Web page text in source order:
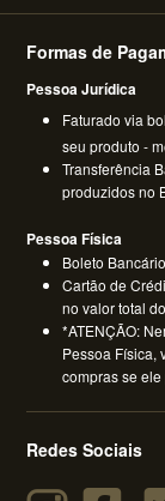
Formas de
Pessoa Jurídica
Faturado via
seu produto -
Transferência
produzidos no
Pessoa Física
Boleto
Cartão de
no valor total
*ATENÇÃO:
Pessoa Física,
compras se
Redes Sociais